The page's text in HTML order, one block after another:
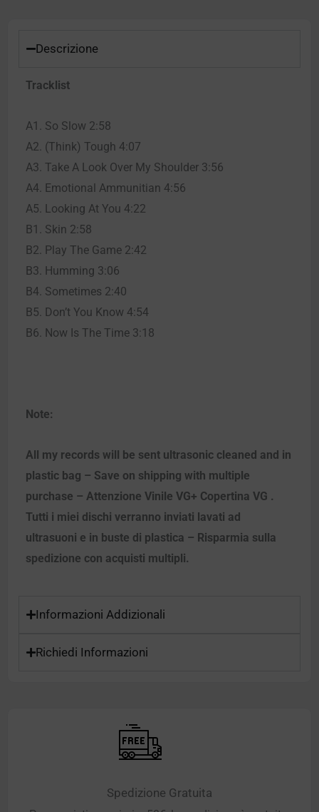
Descrizione
Tracklist
A1. So Slow 2:58
A2. (Think) Tough 4:07
A3. Take A Look Over My Shoulder 3:56
A4. Emotional Ammunitian 4:56
A5. Looking At You 4:22
B1. Skin 2:58
B2. Play The Game 2:42
B3. Humming 3:06
B4. Sometimes 2:40
B5. Don’t You Know 4:54
B6. Now Is The Time 3:18
Note:
All my records will be sent ultrasonic cleaned and in
plastic bag – Save on shipping with multiple
purchase – Attenzione Vinile VG+ Copertina VG .
Tutti i miei dischi verranno inviati lavati ad
ultrasuoni e in buste di plastica – Risparmia sulla
spedizione con acquisti multipli.
Informazioni Addizionali
Richiedi Informazioni
Spedizione Gratuita